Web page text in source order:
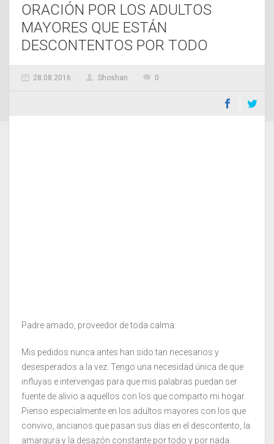
ORACIÓN POR LOS ADULTOS
MAYORES QUE ESTÁN
DESCONTENTOS POR TODO
28.08.2016 Shoshan 0
Padre amado, proveedor de toda calma:
Mis pedidos nunca antes han sido tan necesarios y
desesperados a la vez. Tengo una necesidad única de que
influyas e intervengas para que mis palabras puedan ser
fuente de alivio a aquellos con los que comparto mi hogar.
Pienso especialmente en los adultos mayores con los que
convivo, ancianos que pasan sus días en el descontento, la
amargura y la desazón constante por todo y por nada.